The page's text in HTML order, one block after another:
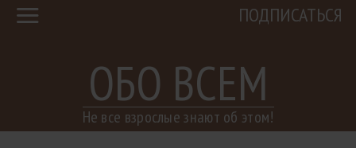
ОБО ВСЕМ
Не все взрослые знают об этом!
ПОДПИСАТЬСЯ